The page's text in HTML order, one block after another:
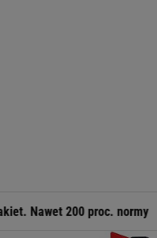
proc. normy